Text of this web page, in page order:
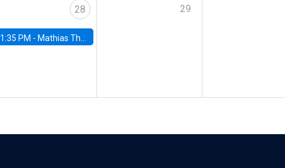
28
1:35 PM - Mathias Thoenig, University of Lausanne
29